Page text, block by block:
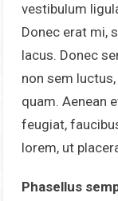
vestibulum
Donec erat mi,
lacus. Donec
non sem
quam. Aenean
feugiat,
lorem, ut
Phasellus